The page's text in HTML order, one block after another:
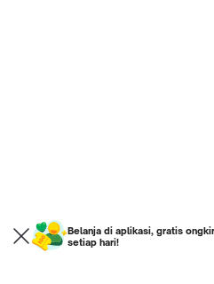
Belanja di aplikasi, gratis
setiap hari!